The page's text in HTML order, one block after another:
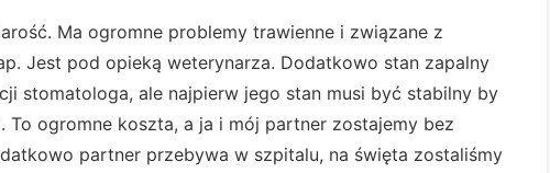
Ma ogromne problemy trawienne i związane z
Jest pod opieką weterynarza. Dodatkowo stan zapalny
stomatologa, ale najpierw jego stan musi być stabilny by
To ogromne koszta, a ja i mój partner zostajemy bez
partner przebywa w szpitalu, na święta zostaliśmy